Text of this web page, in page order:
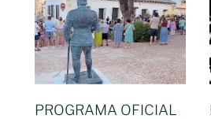
PROGRAMA OFICIAL